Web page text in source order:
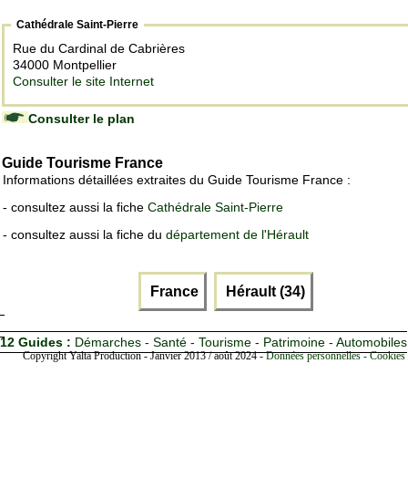
Cathédrale Saint-Pierre
Rue du Cardinal de Cabrières
34000 Montpellier
Consulter le site Internet
Consulter le plan
Guide Tourisme France
Informations détaillées extraites du Guide Tourisme France :
- consultez aussi la fiche Cathédrale Saint-Pierre
- consultez aussi la fiche du département de l'Hérault
France Hérault (34)
12 Guides : Démarches - Santé - Tourisme - Patrimoine - Automobiles
Copyright Yalta Production - Janvier 2013 / août 2024 -Données personnelles -